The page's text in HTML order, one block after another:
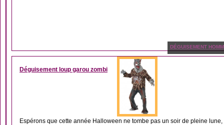
DÉGUISEMENT
Déguisement loup garou zombi
Espérons que cette année Halloween ne tombe pas un soir de pleine lune,